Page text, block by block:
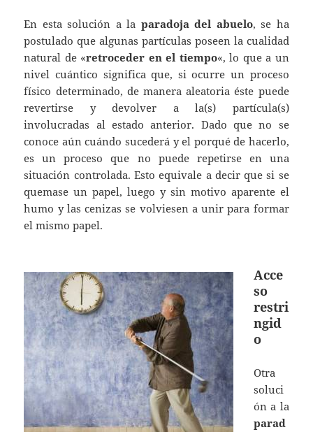
En esta solución a la paradoja del abuelo, se ha
postulado que algunas partículas poseen la cualidad
natural de «retroceder en el tiempo«, lo que a un
nivel cuántico significa que, si ocurre un proceso
físico determinado, de manera aleatoria éste puede
revertirse y devolver a la(s) partícula(s)
involucradas al estado anterior. Dado que no se
conoce aún cuándo sucederá y el porqué de hacerlo,
es un proceso que no puede repetirse en una
situación controlada. Esto equivale a decir que si se
quemase un papel, luego y sin motivo aparente el
humo y las cenizas se volviesen a unir para formar
el mismo papel.
Acce
so
restri
ngid
o
Otra
soluci
ón a la
parad